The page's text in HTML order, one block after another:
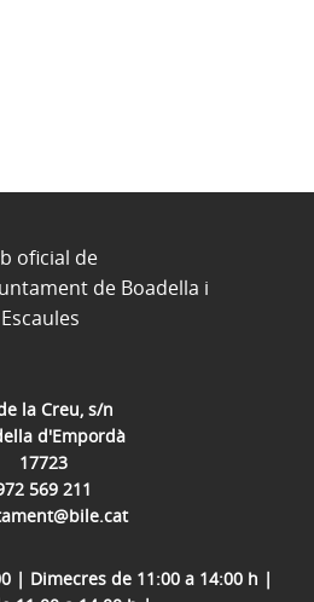
la Creu, s/n
d'Empordà
17723
569 211
| Dimecres de 11:00 a 14:00 h |
oficial de
de Boadella i